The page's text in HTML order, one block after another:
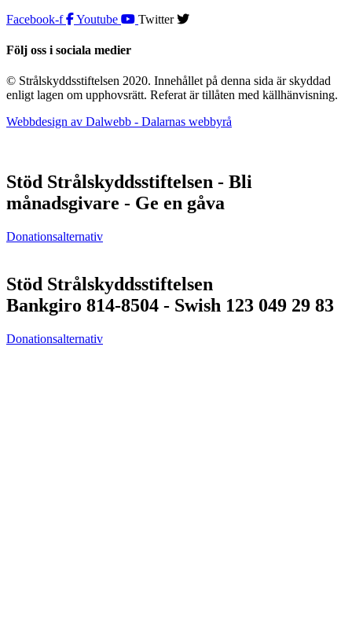
Facebook-f
Youtube Twitter
Följ oss i sociala medier
© Strålskyddsstiftelsen 2020. Innehållet på denna sida är skyddad
enligt lagen om upphovsrätt. Referat är tillåten med källhänvisning.
Webbdesign av Dalwebb - Dalarnas webbyrå
Stöd Strålskyddsstiftelsen - Bli
månadsgivare - Ge en gåva
Donationsalternativ
Stöd Strålskyddsstiftelsen
Bankgiro 814-8504 - Swish 123 049 29 83
Donationsalternativ